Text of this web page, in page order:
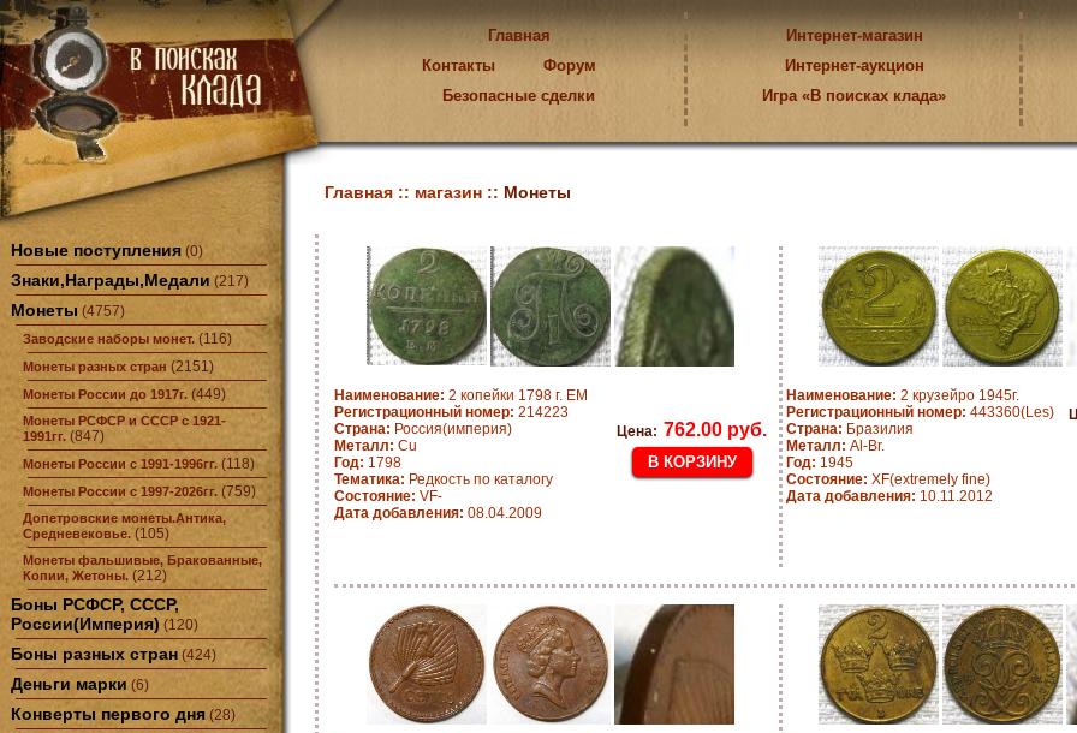
Главная
Контакты
Форум
Безопасные сделки
Интернет-магазин
Интернет-аукцион
Игра «В поисках клада»
Новые поступления (0)
Знаки,Награды,Медали (217)
Монеты (4757)
Заводские наборы монет. (116)
Монеты разных стран (2151)
Монеты России до 1917г. (449)
Монеты РСФСР и СССР с 1921-
1991гг. (847)
Монеты России с 1991-1996гг. (118)
Монеты России с 1997-2026гг. (759)
Допетровские монеты.Антика,
Средневековье. (105)
Монеты фальшивые, Бракованные,
Копии, Жетоны. (212)
Боны РСФСР, СССР,
России(Империя) (120)
Боны разных стран (424)
Деньги марки (6)
Конверты первого дня (28)
Главная :: магазин :: Монеты
Наименование: 2 копейки 1798 г. ЕМ
Регистрационный номер: 214223
Страна: Россия(империя)
Металл: Cu
Год: 1798
Тематика: Редкость по каталогу
Состояние: VF-
Дата добавления: 08.04.2009
Цена: 762.00 руб.
Наименование: 2 крузейро 1945г.
Регистрационный номер: 443360(Les)
Страна: Бразилия
Металл: Al-Br.
Год: 1945
Состояние: XF(extremely fine)
Дата добавления: 10.11.2012